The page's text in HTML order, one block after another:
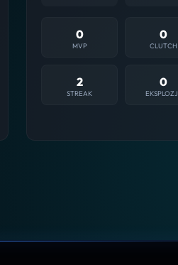
0
MVP
0
CLUTCH
2
STREAK
0